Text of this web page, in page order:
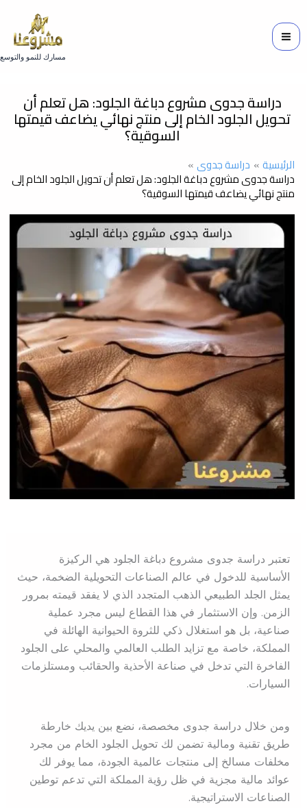
مسارك للنمو والتوسع
دراسة جدوى مشروع دباغة الجلود: هل تعلم أن
تحويل الجلود الخام إلى منتج نهائي يضاعف قيمتها
السوقية؟
الرئيسية دراسة جدوى
دراسة جدوى مشروع دباغة الجلود: هل تعلم أن تحويل الجلود الخام إلى
منتج نهائي يضاعف قيمتها السوقية؟
تعتبر دراسة جدوى مشروع دباغة الجلود هي الركيزة
الأساسية للدخول في عالم الصناعات التحويلية الضخمة، حيث
يمثل الجلد الطبيعي الذهب المتجدد الذي لا يفقد قيمته بمرور
الزمن. وإن الاستثمار في هذا القطاع ليس مجرد عملية
صناعية، بل هو استغلال ذكي للثروة الحيوانية الهائلة في
المملكة، خاصة مع تزايد الطلب العالمي والمحلي على الجلود
الفاخرة التي تدخل في صناعة الأحذية والحقائب ومستلزمات
السيارات.
ومن خلال دراسة جدوى مخصصة، نضع بين يديك خارطة
طريق تقنية ومالية تضمن لك تحويل الجلود الخام من مجرد
مخلفات مسالخ إلى منتجات عالمية الجودة، مما يوفر لك
عوائد مالية مجزية في ظل رؤية المملكة التي تدعم توطين
الصناعات الاستراتيجية.